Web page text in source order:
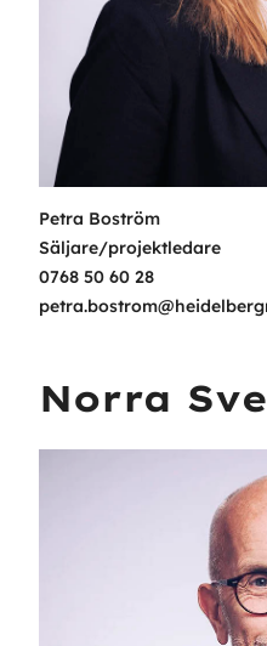
Petra Boström
Säljare/projektledare
0768 50 60 28
Norra